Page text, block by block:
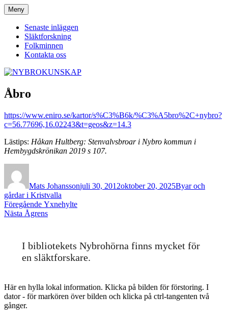
Hoppa
till
innehåll
NYBROKUNSKAP
Meny
Senaste inläggen
Släktforskning
Folkminnen
Kontakta oss
Åbro
https://www.eniro.se/kartor/s%C3%B6k/%C3%A5bro%2C+nybro?
c=56.77696,16.02243&t=geos&z=14.3
Lästips: Håkan Hultberg: Stenvalvsbroar i Nybro kommun i
Hembygdskrönikan 2019 s 107.
Mats Johanssonjuli 30, 2012oktober 20, 2025Byar och
gårdar i Kristvalla
Inläggsnavigering
Föregående Föregående
inlägg:
Yxnehylte
Nästa Nästa
Ågrens
I bibliotekets Nybrohörna finns mycket för
en släktforskare.
Här en hylla lokal information. Klicka på bilden för förstoring. I
dator - för markören över bilden och klicka på ctrl-tangenten två
gånger.